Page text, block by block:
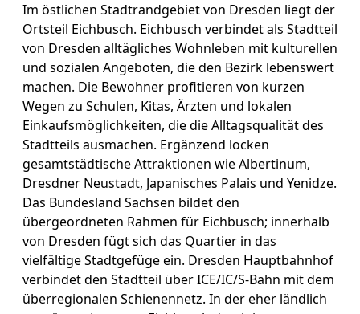
Im östlichen Stadtrandgebiet von Dresden liegt der
Ortsteil Eichbusch. Eichbusch verbindet als Stadtteil
von Dresden alltägliches Wohnleben mit kulturellen
und sozialen Angeboten, die den Bezirk lebenswert
machen. Die Bewohner profitieren von kurzen
Wegen zu Schulen, Kitas, Ärzten und lokalen
Einkaufsmöglichkeiten, die die Alltagsqualität des
Stadtteils ausmachen. Ergänzend locken
gesamtstädtische Attraktionen wie Albertinum,
Dresdner Neustadt, Japanisches Palais und Yenidze.
Das Bundesland Sachsen bildet den
übergeordneten Rahmen für Eichbusch; innerhalb
von Dresden fügt sich das Quartier in das
vielfältige Stadtgefüge ein. Dresden Hauptbahnhof
verbindet den Stadtteil über ICE/IC/S-Bahn mit dem
überregionalen Schienennetz. In der eher ländlich